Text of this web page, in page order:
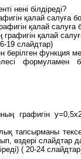
нені білдіреді?
қалай салуға
қалай салуға
қалай
19 слайдтар)
функция мен
формуламен
графигін
тапсырманы
өздері слайдтар
( 20-24